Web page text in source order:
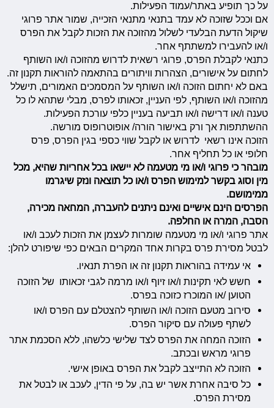
על כך תופיע באתר/עמוד הפעילות.
אם וככל שזוכה לא עמד בתנאי מתנאי הזכייה, שמור אתר פרוגי
שיקול הדעת הבלעדי לשלול מהזוכה את הזכות לקבל את הפרס
ו/או להעבירו למשתתף אחר.
כתנאי לקבלת הפרס, פרוגי רשאית לדרוש מהזוכה ו/או השותף
לחתום על אישורים, הצהרות וויתורים בהתאמה להוראות תקנון זה.
באם לא יחתום הזוכה ו/או השותף על המסמכים האמורים, תישלל
מהזוכה ו/או השותף, לפי העניין, זכאותו לפרס, מבלי שתהא לו כל
טענה ו/או דרישה ו/או תביעה בעניין כלפי עורכת הפעילות.
ההשתתפות אך ורק באישור הורה/ אופוטרופוס מורשה.
הזוכה אינו רשאי לדרוש או לקבל שווי כספי בגין הפרס, פרס
חלופי או כל תחליף אחר.
מובהר כי פרוגי ו/או מי מטעמה לא יישאו בכל אחריות שהיא, מכל
מין וסוג בקשר למימוש הפרס ו/או כל תוצאה ונזק שיגרמו
ממימושם.
הפרסים הינם אישיים ואינם ניתנים להעברה, המחאה מכירה,
הסבה, המרה או החלפה.
אתר פרוגי ו/או מי מטעמה שומרות לעצמן את הזכות לעכב ו/או
לבטל מסירת פרס בקרות אחד המקרים הבאים כפי שיפורט להלן:
אי עמידה בהוראות תקנון זה או הפרת תנאיו.
חשש לאי תקינות ו/או זיוף ו/או מרמה לגבי זכאותו של הזוכה
הטוען /או המוכרז כזוכה בפרס.
סירוב מטעם הזוכה ו/או השותף להצטלם עם הפרס ו/או
לשתף פעולה עם סיקור הפרס.
הזוכה המחה את הפרס לצד שלישי כלשהו, ללא הסכמת אתר
פרוגי מראש ובכתב.
הזוכה לא התייצב לקבל את הפרס באופן אישי.
כל סיבה אחרת אשר יש בה, על פי הדין, לעכב או לבטל את
מסירת הפרס.